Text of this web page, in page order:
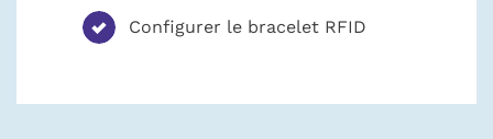
Configurer le bracelet RFID